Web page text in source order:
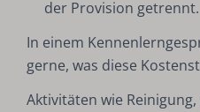
der Provision getrennt.
In einem
gerne, was diese
Aktivitäten wie